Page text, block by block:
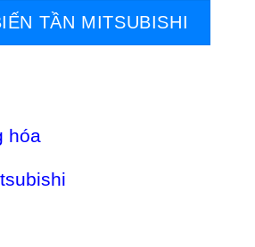
TẦN MITSUBISHI
hóa